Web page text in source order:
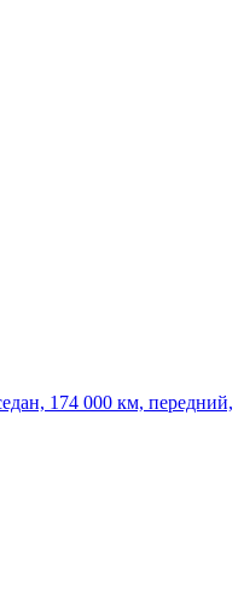
174 000 км, передний,